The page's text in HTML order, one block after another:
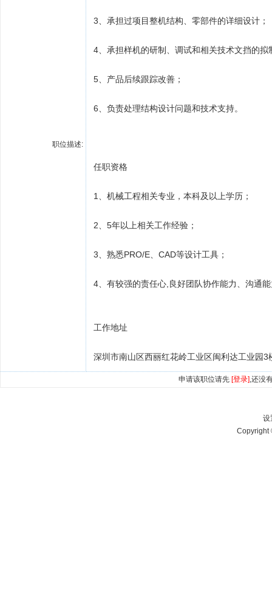
职位描述:
3、承担过项目整机结构、零部件的详细设计；
4、承担样机的研制、调试和相关技术文挡的拟
5、产品后续跟踪改善；
6、负责处理结构设计问题和技术支持。
任职资格
1、机械工程相关专业，本科及以上学历；
2、5年以上相关工作经验；
3、熟悉PRO/E、CAD等设计工具；
4、有较强的责任心,良好团队协作能力、沟通
工作地址
深圳市南山区西丽红花岭工业区闽利达工业园
申请该职位请先 [登录],还没
设
Copyright